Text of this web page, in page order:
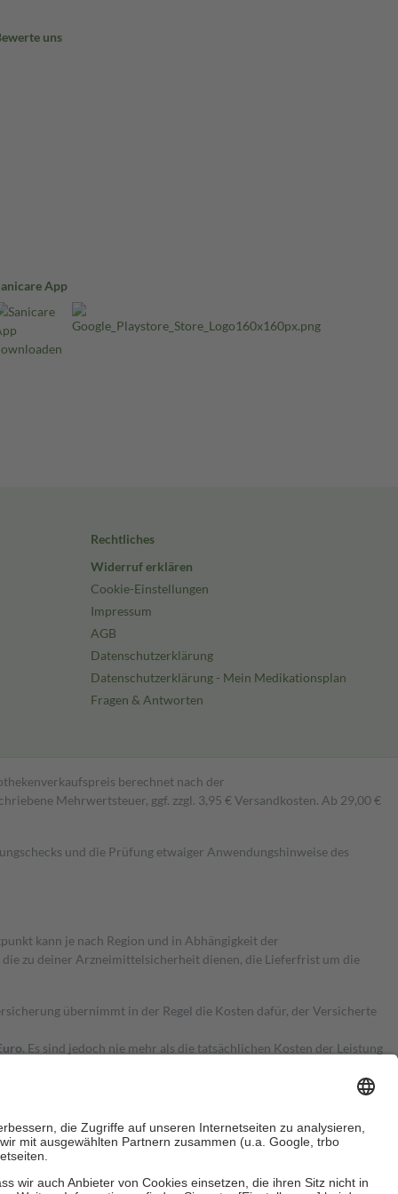
uns
App
Rechtliches
Widerruf erklären
Cookie-Einstellungen
Impressum
AGB
Datenschutzerklärung
Datenschutzerklärung - Mein Medikationsplan
Fragen & Antworten
berechnet nach der
Mehrwertsteuer, ggf. zzgl. 3,95 € Versandkosten. Ab 29,00 €
und die Prüfung etwaiger Anwendungshinweise des
kann je nach Region und in Abhängigkeit der
zu deiner Arzneimittelsicherheit dienen, die Lieferfrist um die
übernimmt in der Regel die Kosten dafür, der Versicherte
Es sind jedoch nie mehr als die tatsächlichen Kosten der Leistung
Zuzahlungen an bei: